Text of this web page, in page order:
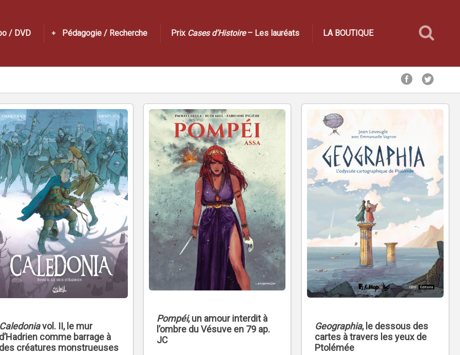
/ DVD Pédagogie / Recherche Prix Cases d’Histoire– Les lauréats LA BOUTIQUE
vol. II, le mur
comme barrage à
créatures monstrueuses
Pompéi, un amour interdit à
l’ombre du Vésuve en 79 ap.
JC
Geographia, le dessous des
cartes à travers les yeux de
Ptolémée